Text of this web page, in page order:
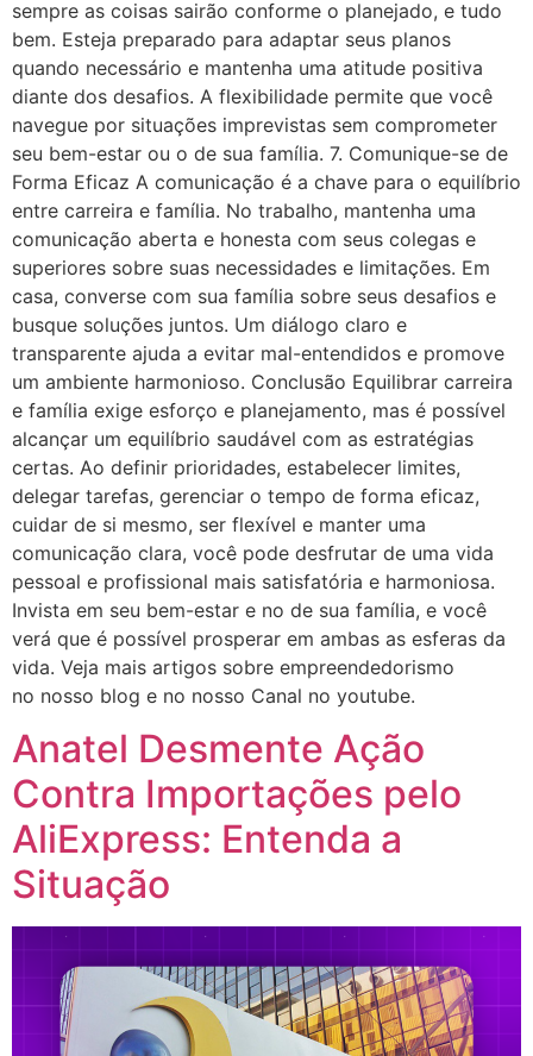
sempre as coisas sairão conforme o planejado, e tudo
bem. Esteja preparado para adaptar seus planos
quando necessário e mantenha uma atitude positiva
diante dos desafios. A flexibilidade permite que você
navegue por situações imprevistas sem comprometer
seu bem-estar ou o de sua família. 7. Comunique-se de
Forma Eficaz A comunicação é a chave para o equilíbrio
entre carreira e família. No trabalho, mantenha uma
comunicação aberta e honesta com seus colegas e
superiores sobre suas necessidades e limitações. Em
casa, converse com sua família sobre seus desafios e
busque soluções juntos. Um diálogo claro e
transparente ajuda a evitar mal-entendidos e promove
um ambiente harmonioso. Conclusão Equilibrar carreira
e família exige esforço e planejamento, mas é possível
alcançar um equilíbrio saudável com as estratégias
certas. Ao definir prioridades, estabelecer limites,
delegar tarefas, gerenciar o tempo de forma eficaz,
cuidar de si mesmo, ser flexível e manter uma
comunicação clara, você pode desfrutar de uma vida
pessoal e profissional mais satisfatória e harmoniosa.
Invista em seu bem-estar e no de sua família, e você
verá que é possível prosperar em ambas as esferas da
vida. Veja mais artigos sobre empreendedorismo
no nosso blog e no nosso Canal no youtube.
Anatel Desmente Ação
Contra Importações pelo
AliExpress: Entenda a
Situação